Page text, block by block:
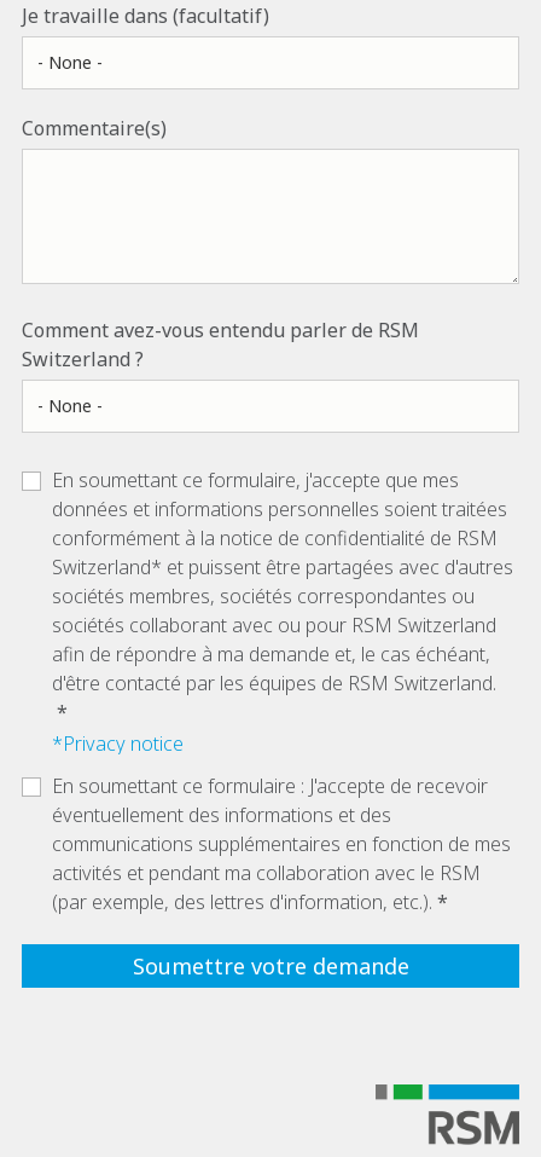
Je travaille dans (facultatif)
Commentaire(s)
Comment avez-vous entendu parler de RSM
Switzerland ?
En soumettant ce formulaire, j'accepte que mes
données et informations personnelles soient traitées
conformément à la notice de confidentialité de RSM
Switzerland* et puissent être partagées avec d'autres
sociétés membres, sociétés correspondantes ou
sociétés collaborant avec ou pour RSM Switzerland
afin de répondre à ma demande et, le cas échéant,
d'être contacté par les équipes de RSM Switzerland.
*Privacy notice
En soumettant ce formulaire : J'accepte de recevoir
éventuellement des informations et des
communications supplémentaires en fonction de mes
activités et pendant ma collaboration avec le RSM
(par exemple, des lettres d'information, etc.).